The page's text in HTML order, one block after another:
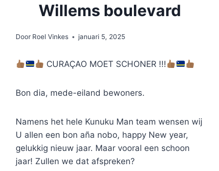
Willems boulevard
Door Roel Vinkes januari 5, 2025
CURAÇAO MOET SCHONER !!!
Bon dia, mede-eiland bewoners.
Namens het hele Kunuku Man team wensen wij
U allen een bon aña nobo, happy New year,
gelukkig nieuw jaar. Maar vooral een schoon
jaar! Zullen we dat afspreken?